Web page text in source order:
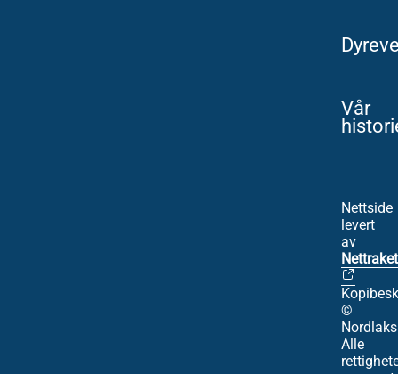
Vår
Nettside
levert
av
©
Alle